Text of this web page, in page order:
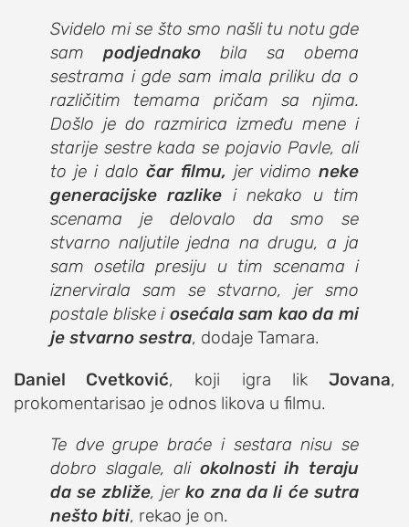
Svidelo mi se što smo našli tu notu gde
sam podjednako bila sa obema
sestrama i gde sam imala priliku da o
različitim temama pričam sa njima.
Došlo je do razmirica između mene i
starije sestre kada se pojavio Pavle, ali
to je i dalo čar filmu, jer vidimo neke
generacijske razlike i nekako u tim
scenama je delovalo da smo se
stvarno naljutile jedna na drugu, a ja
sam osetila presiju u tim scenama i
iznervirala sam se stvarno, jer smo
postale bliske i osećala sam kao da mi
je stvarno sestra, dodaje Tamara.
Daniel Cvetković, koji igra likJovana,
prokomentarisao je odnos likova u filmu.
Te dve grupe braće i sestara nisu se
dobro slagale, ali okolnosti ih teraju
da se zbliže, jerko zna da li će sutra
nešto biti, rekao je on.